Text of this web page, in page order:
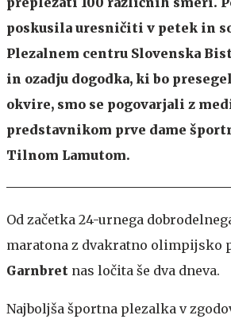
poskusila uresničiti v petek in
Plezalnem centru Slovenska
in ozadju dogodka, ki bo
okvire, smo se pogovarjali z
predstavnikom prve dame
Tilnom Lamutom.
Od začetka 24-urnega
maratona z dvakratno olimpijsko
Garnbret nas ločita še dva dneva.
Najboljša športna plezalka v